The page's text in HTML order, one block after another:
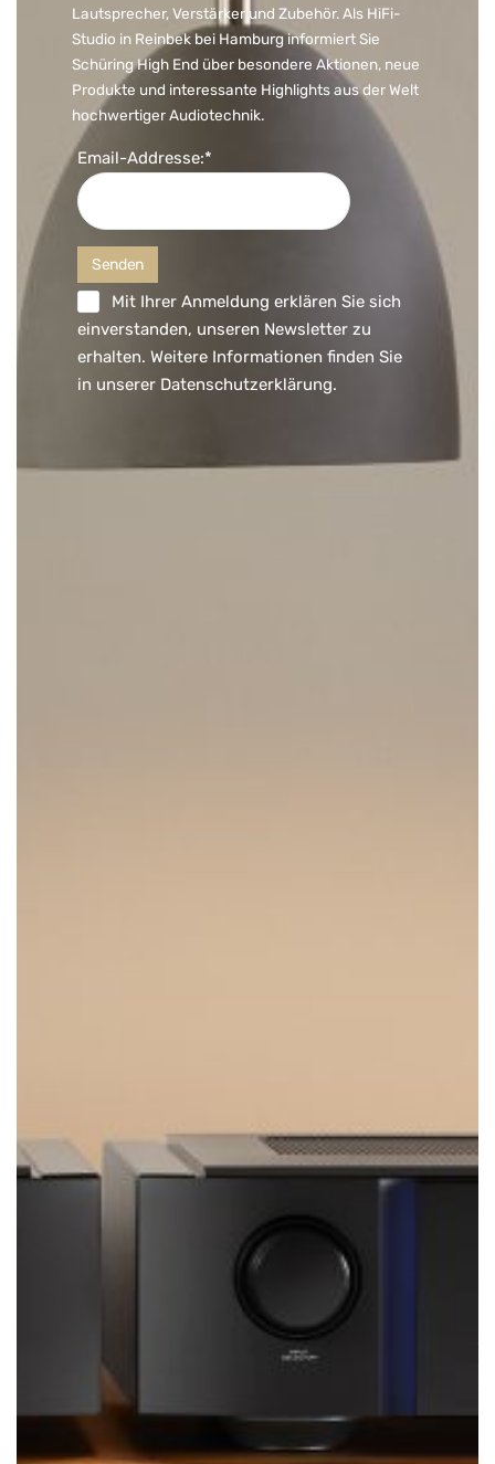
Lautsprecher, Verstärker und Zubehör. Als HiFi-
Studio in Reinbek bei Hamburg informiert Sie
Schüring High End über besondere Aktionen, neue
Produkte und interessante Highlights aus der Welt
hochwertiger Audiotechnik.
Email-Addresse:*
Mit Ihrer Anmeldung erklären Sie sich
einverstanden, unseren Newsletter zu
erhalten. Weitere Informationen finden Sie
in unserer Datenschutzerklärung.